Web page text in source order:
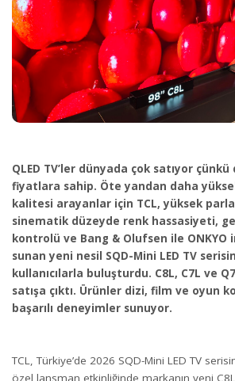
QLED TV’ler dünyada çok satıyor
fiyatlara sahip. Öte yandan daha
kalitesi arayanlar için TCL, yüksek
sinematik düzeyde renk hassasiyeti,
kontrolü ve Bang & Olufsen ile ONKYO
sunan yeni nesil SQD-Mini LED TV
kullanıcılarla buluşturdu. C8L, C7L ve
satışa çıktı. Ürünler dizi, film ve oyun
başarılı deneyimler sunuyor.
TCL, Türkiye’de 2026 SQD-Mini LED TV
özel lansman etkinliğinde markanın yeni